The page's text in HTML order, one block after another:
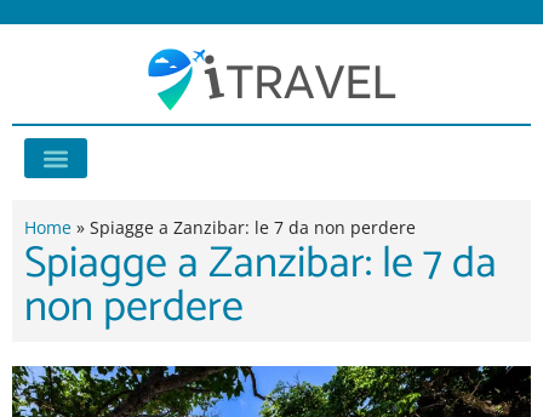
contenuto
Home » Spiagge a Zanzibar: le 7 da non perdere
Spiagge a Zanzibar: le 7 da
non perdere